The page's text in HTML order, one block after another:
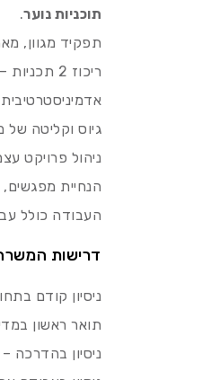
תוכניות נוער.
תפקיד מגוון,
ריכוז 2
גיוס וקליטה
ניהול פרויקט
הנחיית מפגשים,
העבודה כולל
דרישות
ניסיון קודם
תואר ראשון
ניסיון בהדרכה